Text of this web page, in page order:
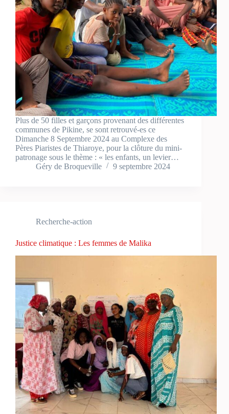
Plus de 50 filles et garçons provenant des différentes
communes de Pikine, se sont retrouvé-es ce
Dimanche 8 Septembre 2024 au Complexe des
Pères Piaristes de Thiaroye, pour la clôture du mini-
patronage sous le thème : « les enfants, un levier…
Géry de Broqueville
9 septembre 2024
Recherche-action
Justice climatique : Les femmes de Malika